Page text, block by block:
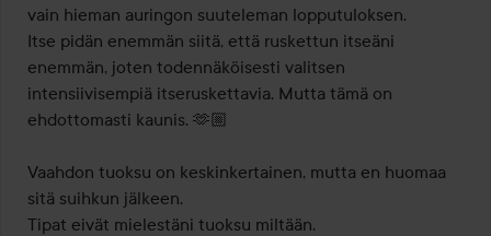
vain hieman auringon suuteleman lopputuloksen.
Itse pidän enemmän siitä, että ruskettun itseäni
enemmän, joten todennäköisesti valitsen
intensiivisempiä itseruskettavia. Mutta tämä on
ehdottomasti kaunis. 🫶🏼
Vaahdon tuoksu on keskinkertainen, mutta en huomaa
sitä suihkun jälkeen.
Tipat eivät mielestäni tuoksu miltään.